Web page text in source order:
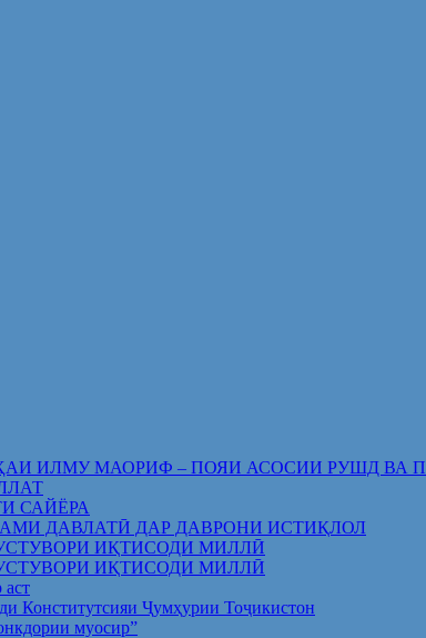
“СОҲАИ ИЛМУ МАОРИФ – ПОЯИ АСОСИИ РУШД
САЙЁРА
ДАВЛАТӢ ДАР ДАВРОНИ ИСТИҚЛОЛ
ИҚТИСОДИ МИЛЛӢ
ИҚТИСОДИ МИЛЛӢ
Конститутсияи Ҷумҳурии Тоҷикистон
муосир”